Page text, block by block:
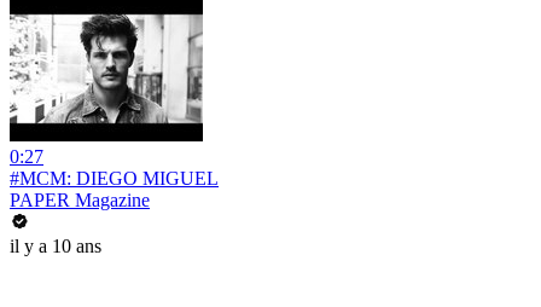
0:27
#MCM: DIEGO MIGUEL
PAPER Magazine
il y a 10 ans